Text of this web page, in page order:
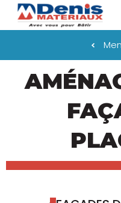
contenu